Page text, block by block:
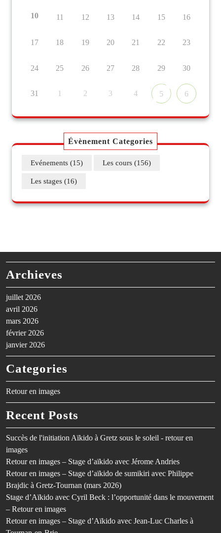
10 11 12 13 14 15 16
17 18 19 20 21 22 23
24 25 26 27 28 29 30
31 1 2 3 4 5 6
Évènement Categories
Evénements (15) Les cours (156)
Les stages (16)
Archieves
juillet 2026
avril 2026
mars 2026
février 2026
janvier 2026
Categories
Retour en images
Recent Posts
Succès de l'initiation Aïkido à Gretz sous le soleil - retour en
images
Retour en images – Stage d’aïkido avec Jérome Andries
Retour en images – Stage d’aïkido de sumikiri avec Philippe
Brajdic à Gretz-Tournan (mars 2026)
Stage d’Aïkido avec Cyril Beck : l’opportunité dans le mouvement
– Retour en images
Retour en images – Stage d’Aïkido avec Jean-Luc Charles à